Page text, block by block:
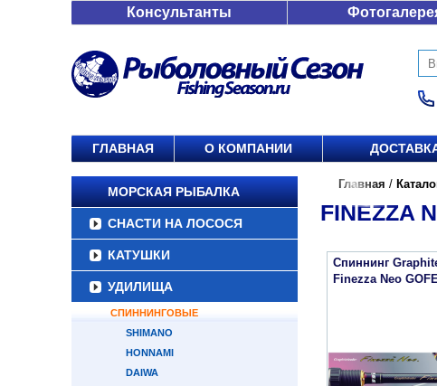
Консультанты
ГЛАВНАЯ О КОМПАНИИ
МОРСКАЯ РЫБАЛКА
СНАСТИ НА ЛОСОСЯ
КАТУШКИ
УДИЛИЩА
СПИННИНГОВЫЕ
SHIMANO
HONNAMI
DAIWA
Главная /
FINEZZA
Спиннинг
Finezza Neo